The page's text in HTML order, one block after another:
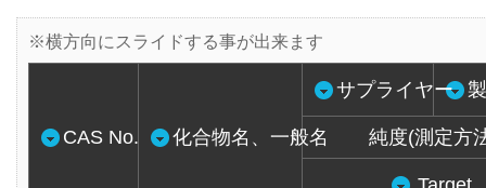
CAS No. 化合物名、一般名
サプライヤー
純度(測定方